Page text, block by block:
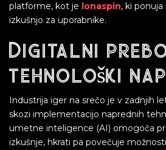
platforme, kot je lonaspin, ki
izkušnjo za uporabnike.
Digitalni
tehnološki
Industrija iger na srečo je v zadnjih
skozi implementacijo naprednih
umetne inteligence (AI) omogoča
izkušnje, hkrati pa povečuje